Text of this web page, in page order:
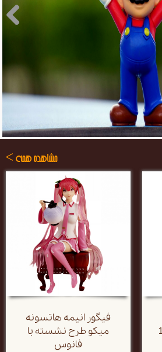
​​مشاهده همه >
فیگور انیمه هاتسونه
میکو طرح نشسته با
فانوس